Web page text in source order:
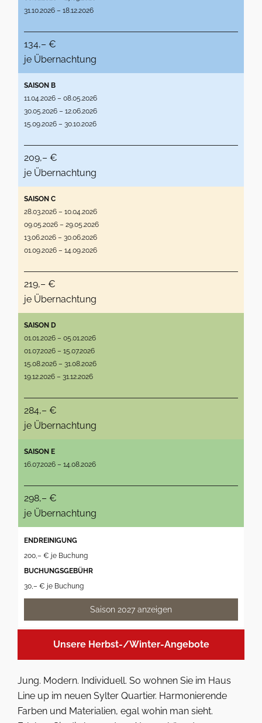
31.10.2026 – 18.12.2026
134,– €
je Übernachtung
SAISON B
11.04.2026 – 08.05.2026
30.05.2026 – 12.06.2026
15.09.2026 – 30.10.2026
209,– €
je Übernachtung
SAISON C
28.03.2026 – 10.04.2026
09.05.2026 – 29.05.2026
13.06.2026 – 30.06.2026
01.09.2026 – 14.09.2026
219,– €
je Übernachtung
SAISON D
01.01.2026 – 05.01.2026
01.07.2026 – 15.07.2026
15.08.2026 – 31.08.2026
19.12.2026 – 31.12.2026
284,– €
je Übernachtung
SAISON E
16.07.2026 – 14.08.2026
298,– €
je Übernachtung
ENDREINIGUNG
200,– € je Buchung
BUCHUNGSGEBÜHR
30,– € je Buchung
Saison 2027 anzeigen
Unsere Herbst-/Winter-Angebote
Jung. Modern. Individuell. So wohnen Sie im Haus
Line up im neuen Sylter Quartier. Harmonierende
Farben und Materialien, egal wohin man sieht.